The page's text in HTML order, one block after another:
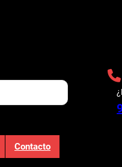
Contacto